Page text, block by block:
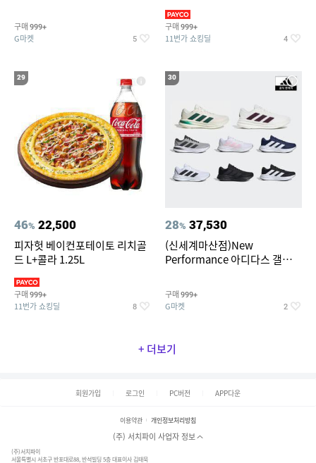
구매 999+
G마켓 5
구매 999+
11번가 쇼킹딜 4
29
46% 22,500
피자헛 베이컨포테이토 리치골
드 L+콜라 1.25L
구매 999+
11번가 쇼킹딜 8
30
28% 37,530
(신세계마산점)New
Performance 아디다스 갤럭시
구매 999+
G마켓 2
+ 더보기
회원가입 로그인 PC버전 APP다운
이용약관 개인정보처리방침
(주) 서치파이 사업자 정보
(주)서치파이
서울특별시 서초구 반포대로88, 반석빌딩 5층 대표이사 김태묵